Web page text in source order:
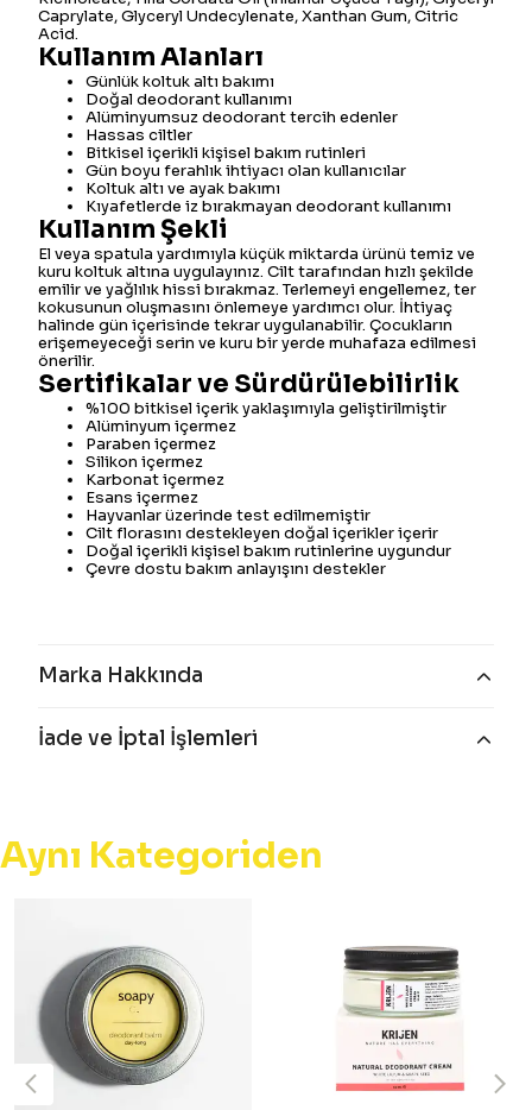
Caprylate, Glyceryl Undecylenate, Xanthan Gum, Citric
Acid.
Kullanım Alanları
Günlük koltuk altı bakımı
Doğal deodorant kullanımı
Alüminyumsuz deodorant tercih edenler
Hassas ciltler
Bitkisel içerikli kişisel bakım rutinleri
Gün boyu ferahlık ihtiyacı olan kullanıcılar
Koltuk altı ve ayak bakımı
Kıyafetlerde iz bırakmayan deodorant kullanımı
Kullanım Şekli
El veya spatula yardımıyla küçük miktarda ürünü temiz ve
kuru koltuk altına uygulayınız. Cilt tarafından hızlı şekilde
emilir ve yağlılık hissi bırakmaz. Terlemeyi engellemez, ter
kokusunun oluşmasını önlemeye yardımcı olur. İhtiyaç
halinde gün içerisinde tekrar uygulanabilir. Çocukların
erişemeyeceği serin ve kuru bir yerde muhafaza edilmesi
önerilir.
Sertifikalar ve Sürdürülebilirlik
%100 bitkisel içerik yaklaşımıyla geliştirilmiştir
Alüminyum içermez
Paraben içermez
Silikon içermez
Karbonat içermez
Esans içermez
Hayvanlar üzerinde test edilmemiştir
Cilt florasını destekleyen doğal içerikler içerir
Doğal içerikli kişisel bakım rutinlerine uygundur
Çevre dostu bakım anlayışını destekler
Marka Hakkında
İade ve İptal İşlemleri
Aynı Kategoriden